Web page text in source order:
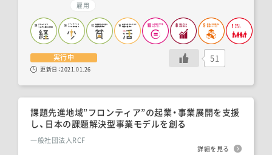
雇用
実行中
更新日：2021.01.26
51
課題先進地域”フロンティア”の起業・事業展開を支援
し、日本の課題解決型事業モデルを創る
一般社団法人RCF
詳細を見る